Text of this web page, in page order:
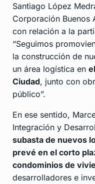
Santiago López
Corporación Buenos
con relación a la
“Seguimos
la construcción de
un área logística en
Ciudad, junto con
público”.
En ese sentido,
Integración y
subasta de nuevos
prevé en el corto
condominios de
desarrolladores e